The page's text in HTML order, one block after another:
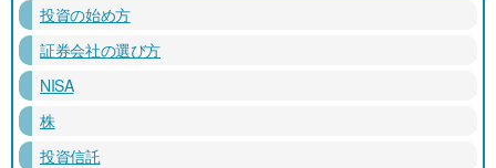
投資の始め方
証券会社の選び方
NISA
株
投資信託